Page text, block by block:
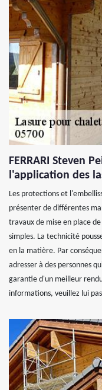
FERRARI Steven
l'application des
Les protections et
présenter de différentes
travaux de mise en place
simples. La technicité
en la matière. Par
adresser à des personnes
garantie d'un meilleur
informations, veuillez lui